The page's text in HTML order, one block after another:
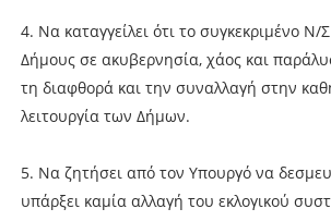
4. Να καταγγείλει ότι το συγκεκριμένο Ν/
Δήμους σε ακυβερνησία, χάος και
τη διαφθορά και την συναλλαγή στην
λειτουργία των Δήμων.
5. Να ζητήσει από τον Υπουργό να
υπάρξει καμία αλλαγή του εκλογικού